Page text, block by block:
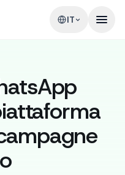
IT